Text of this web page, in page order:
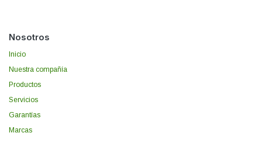
Nosotros
Inicio
Nuestra compañía
Productos
Servicios
Garantías
Marcas